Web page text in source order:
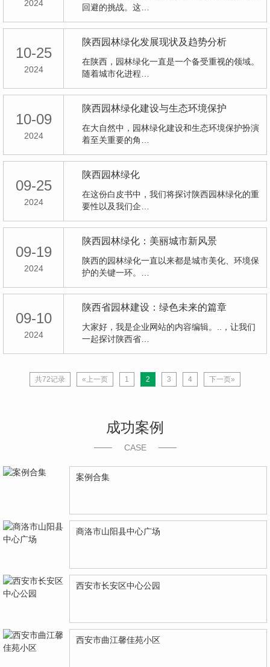
2024
回避的挑战。这…
10-25
2024
陕西园林绿化发展现状及趋势分析
在陕西，园林绿化一直是一个备受重视的领域。
随着城市化进程…
10-09
2024
陕西园林绿化建设与生态环境保护
在大自然中，园林绿化建设和生态环境保护扮演
着至关重要的角…
09-25
2024
陕西园林绿化
在这份白皮书中，我们将探讨陕西园林绿化的重
要性以及我们企…
09-19
2024
陕西园林绿化：美丽城市新风景
陕西的园林绿化一直以来都是城市美化、环境保
护的关键一环。…
09-10
2024
陕西省园林建设：绿色未来的篇章
大家好，我是企业网站的内容编辑。..，让我们
一起探讨陕西省…
共72记录 «上一页 1 2 3 4 下一页»
成功案例
CASE
案例合集
商洛市山阳县中心广场
西安市长安区中心公园
西安市曲江馨佳苑小区